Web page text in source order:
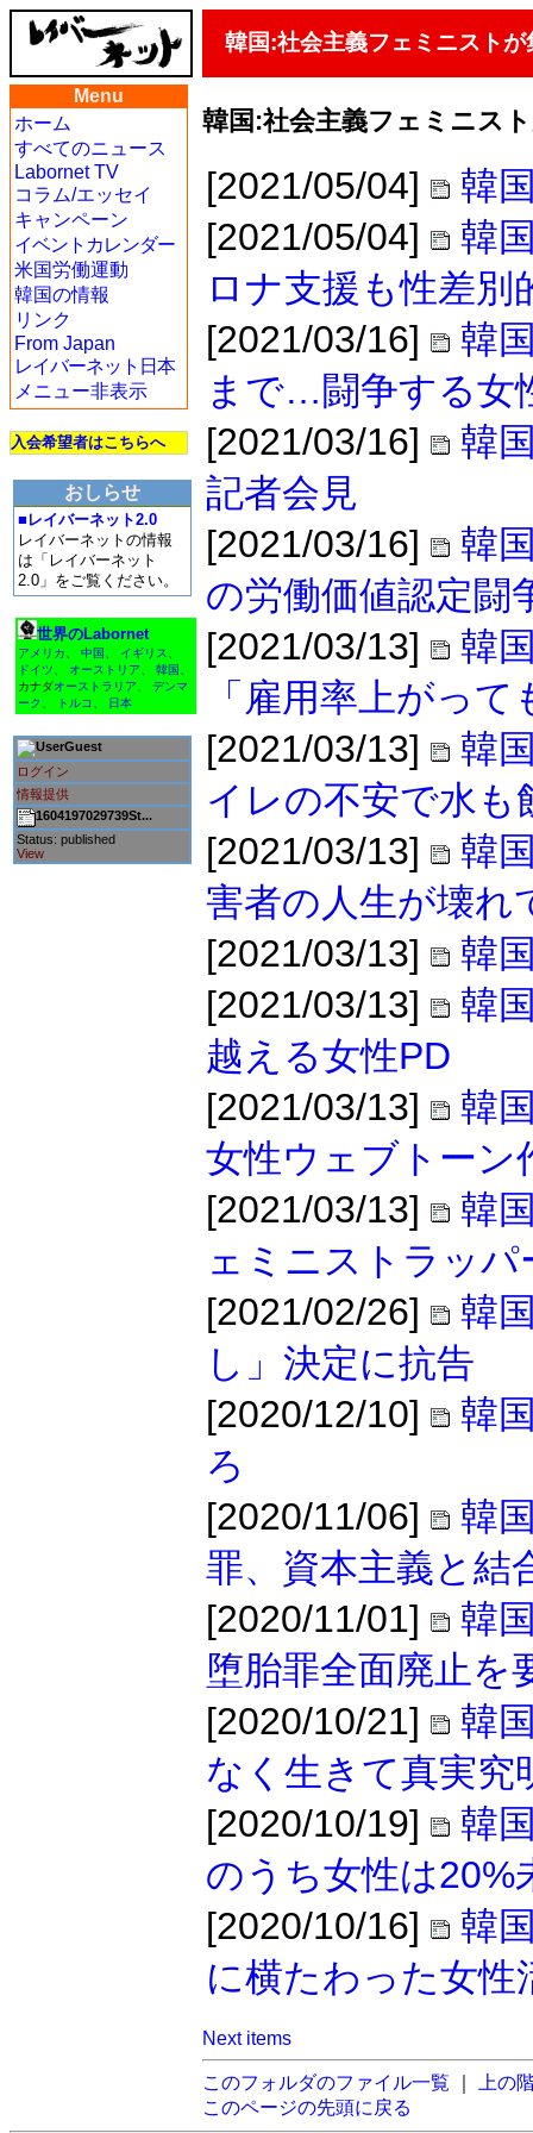
韓国:社会主義フェミニスト
Menu
ホーム
すべてのニュース
Labornet TV
コラム/エッセイ
キャンペーン
イベントカレンダー
米国労働運動
韓国の情報
リンク
From Japan
レイバーネット日本
メニュー非表示
入会希望者はこちらへ
おしらせ
■レイバーネット2.0
レイバーネットの情報
は「レイバーネット
2.0」をご覧ください。
世界のLabornet
アメリカ 中国 イギリス
ドイツ
オーストリア 韓国
カナダオーストラリア
デンマ
ーク
トルコ 日本
Guest
ログイン
情報提供
1604197029739St...
Status: published
View
韓国:社会主義フェミニス
[2021/05/04]
韓
[2021/05/04]
韓
ロナ支援も性差別
[2021/03/16]
韓
まで…闘争する女
[2021/03/16]
韓
記者会見
[2021/03/16]
韓
の労働価値認定闘
[2021/03/13]
韓
「雇用率上がっ
[2021/03/13]
韓
イレの不安で水も
[2021/03/13]
韓
害者の人生が壊れ
[2021/03/13]
韓
[2021/03/13]
韓
越える女性PD
[2021/03/13]
韓
女性ウェブトーン
[2021/03/13]
韓
ェミニストラッパ
[2021/02/26]
韓
し」決定に抗告
[2020/12/10]
韓
ろ
[2020/11/06]
韓
罪、資本主義と結
[2020/11/01]
韓
堕胎罪全面廃止を
[2020/10/21]
韓
なく生きて真実究
[2020/10/19]
韓
のうち女性は20%
[2020/10/16]
韓
に横たわった女性
Next items
このフォルダのファイル一覧
上の
このページの先頭に戻る